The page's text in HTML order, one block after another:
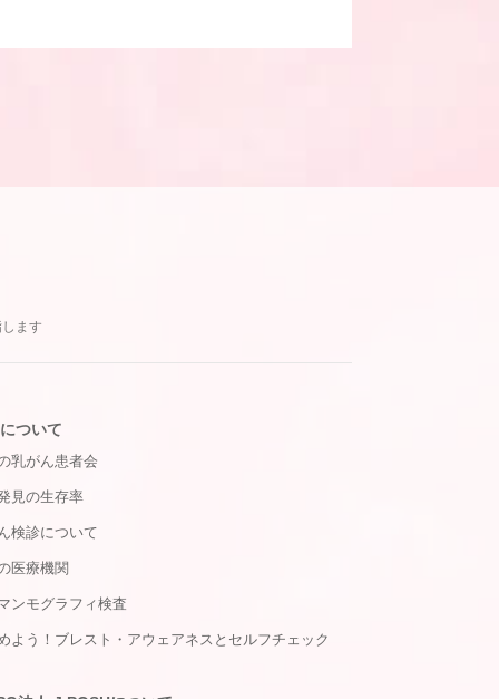
ます
ついて
乳がん患者会
見の生存率
検診について
医療機関
ンモグラフィ検査
よう！ブレスト・アウェアネスとセルフチェック